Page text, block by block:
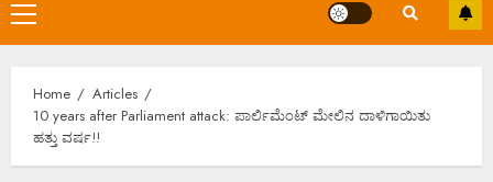
Primary
Menu
Home
Articles
10 years after Parliament attack: ಪಾರ್ಲಿಮೆಂಟ್ ಮೇಲಿನ ದಾಳಿಗಾಯಿತು
ಹತ್ತು ವರ್ಷ!!